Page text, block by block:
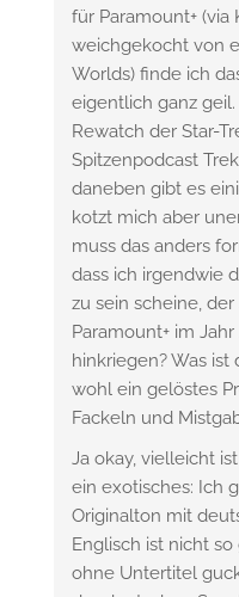
für Paramount+ (via
weichgekocht von
Worlds) finde ich
eigentlich ganz
Rewatch der Star-
Spitzenpodcast
daneben gibt es
kotzt mich aber
muss das anders
dass ich irgendwie
zu sein scheine,
Paramount+ im
hinkriegen? Was ist
wohl ein gelöstes
Fackeln und
Ja okay, vielleicht
ein exotisches: Ich
Originalton mit
Englisch ist nicht
ohne Untertitel